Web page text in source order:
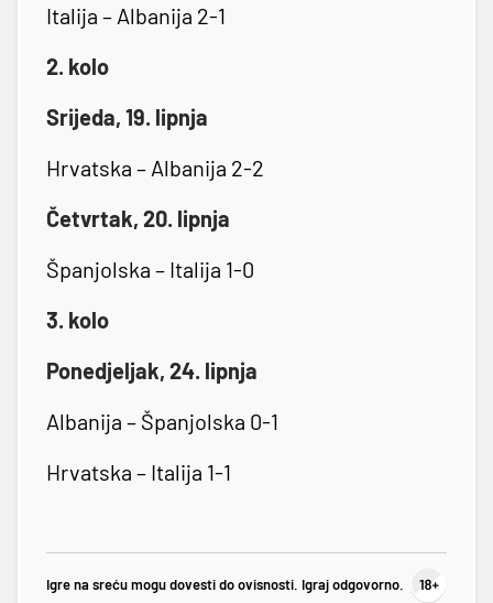
Italija – Albanija 2-1
2. kolo
Srijeda, 19. lipnja
Hrvatska – Albanija 2-2
Četvrtak, 20. lipnja
Španjolska – Italija 1-0
3. kolo
Ponedjeljak, 24. lipnja
Albanija – Španjolska 0-1
Hrvatska – Italija 1-1
Igre na sreću mogu dovesti do ovisnosti. Igraj odgovorno.